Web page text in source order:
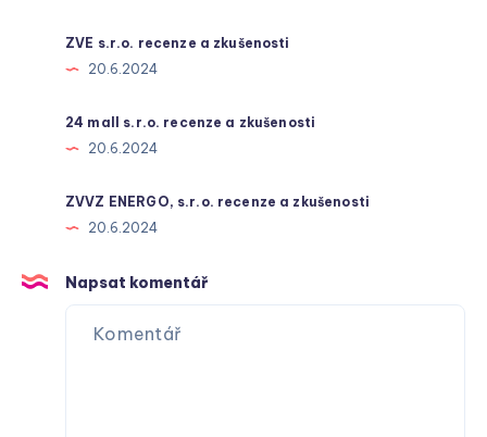
ZVE s.r.o. recenze a zkušenosti
20.6.2024
24 mall s.r.o. recenze a zkušenosti
20.6.2024
ZVVZ ENERGO, s.r.o. recenze a zkušenosti
20.6.2024
Napsat komentář